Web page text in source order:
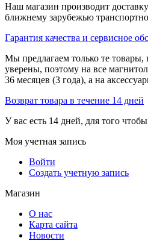
Наш магазин производит
ближнему зарубежью
Гарантия качества и сервисное
Мы предлагаем только те товары,
уверены, поэтому на все
36 месяцев (3 года), а на
Возврат товара в течение 14 дней
У вас есть 14 дней, для того
Моя учетная запись
Войти
Создать учетную запись
Магазин
О нас
Карта сайта
Новости